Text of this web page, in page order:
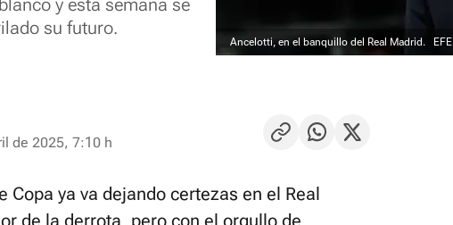
y esta semana se
su futuro.
Ancelotti, en el banquillo del Real Madrid. EFE
de 2025, 7:10 h
Copa ya va dejando certezas en el Real
de la derrota, pero con el orgullo de